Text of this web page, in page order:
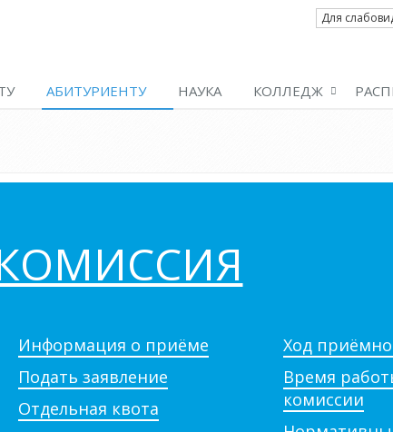
Для
АБИТУРИЕНТУ НАУКА КОЛЛЕДЖ
Информация о приёме
Подать заявление
Отдельная квота
Ход
Время
комиссии